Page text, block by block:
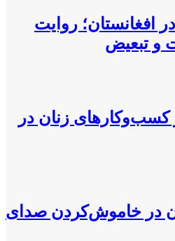
افغانستان؛ روایت
و تبعیض
زنان در
در خاموش‌کردن صدای